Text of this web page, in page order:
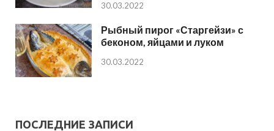
30.03.2022
Рыбный пирог «Старгейзи» с
беконом, яйцами и луком
30.03.2022
ПОСЛЕДНИЕ ЗАПИСИ